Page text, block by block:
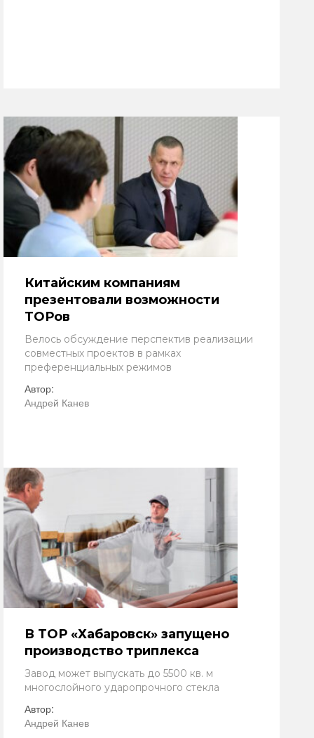
Китайским компаниям
презентовали возможности
ТОРов
Велось обсуждение перспектив реализации
совместных проектов в рамках
преференциальных режимов
Автор:
Андрей Канев
В ТОР «Хабаровск» запущено
производство триплекса
Завод может выпускать до 5500 кв. м
многослойного ударопрочного стекла
Автор:
Андрей Канев